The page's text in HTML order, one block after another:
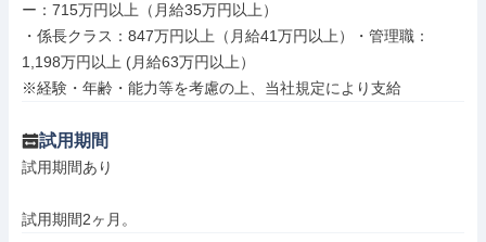
ー：715万円以上（月給35万円以上）
・係長クラス：847万円以上（月給41万円以上）・管理職：
1,198万円以上 (月給63万円以上）
※経験・年齢・能力等を考慮の上、当社規定により支給
試用期間
試用期間あり
試用期間2ヶ月。